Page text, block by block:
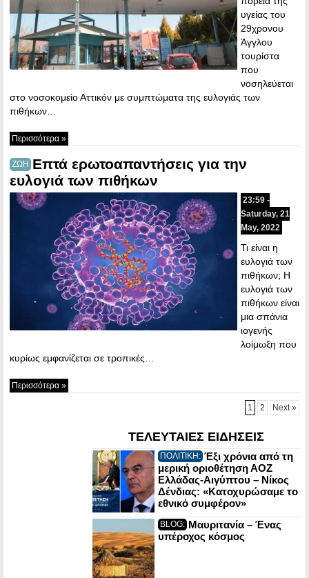
υγείας του
29χρονου
Άγγλου
τουρίστα
που
νοσηλεύεται
στο νοσοκομείο Αττικόν με συμπτώματα της ευλογιάς των
πιθήκων…
Περισσότερα »
ΖΩΗ Επτά ερωτοαπαντήσεις για την
ευλογιά των πιθήκων
23:59 -
Saturday, 21
May, 2022
Τι είναι η
ευλογιά των
πιθήκων; Η
ευλογιά των
πιθήκων είναι
μια σπάνια
ιογενής
λοίμωξη που
κυρίως εμφανίζεται σε τροπικές…
Περισσότερα »
1 2 Next »
ΤΕΛΕΥΤΑΙΕΣ ΕΙΔΗΣΕΙΣ
ΠΟΛΙΤΙΚΗ: Έξι χρόνια από τη
μερική οριοθέτηση ΑΟΖ
Ελλάδας-Αιγύπτου – Νίκος
Δένδιας: «Κατοχυρώσαμε το
εθνικό συμφέρον»
BLOG: Μαυριτανία – Ένας
υπέροχος κόσμος